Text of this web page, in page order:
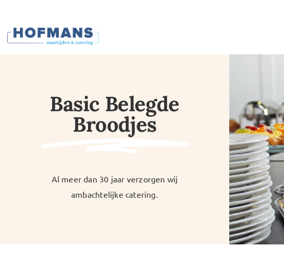
inhoud
Basic Belegde
Broodjes
Al meer dan 30 jaar verzorgen wij
ambachtelijke catering.